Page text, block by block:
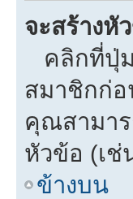
จะสร้างหั
คลิกที่ปุ่ม
สมาชิกก่
คุณสามาร
หัวข้อ (เ
ข้างบน